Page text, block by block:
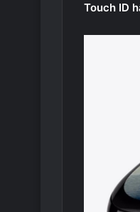
Touch ID